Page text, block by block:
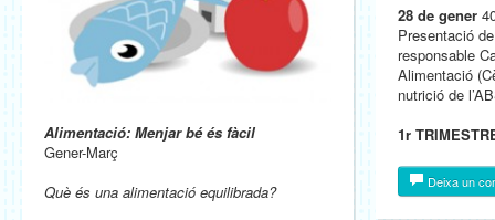
Alimentació: Menjar bé és fàcil
Gener-Març
Què és una alimentació equilibrada?
28 de gener
Presentació
responsable
Alimentació
nutrició de
1r
Deixa un